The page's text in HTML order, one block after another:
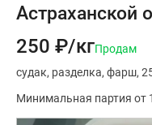
Астраханской
250 ₽/кгПродам
судак разделка фарш
Минимальная партия от